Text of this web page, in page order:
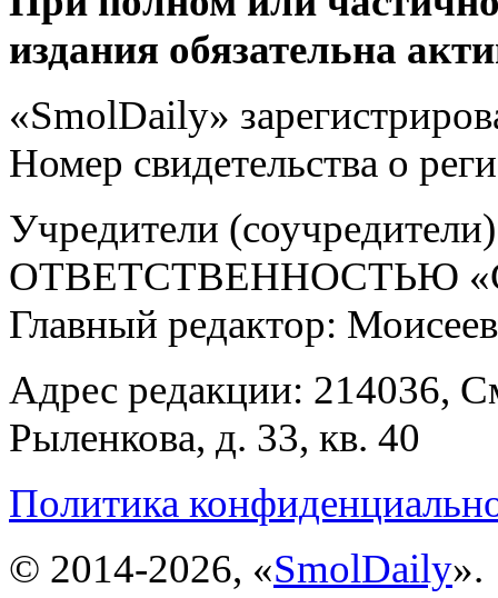
издания обязательна
«SmolDaily»
Номер свидетельства о
Учредители
ОТВЕТСТВЕННОСТЬЮ
Главный редактор:
Адрес редакции: 214036,
Рыленкова, д. 33, кв. 40
Политика
© 2014-2026, «SmolDaily».